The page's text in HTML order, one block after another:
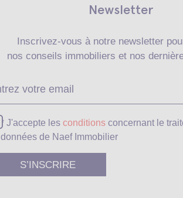
Newsletter
Inscrivez-vous à notre newsletter
nos conseils immobiliers et nos
* J'accepte les conditions concernant le
données de Naef Immobilier